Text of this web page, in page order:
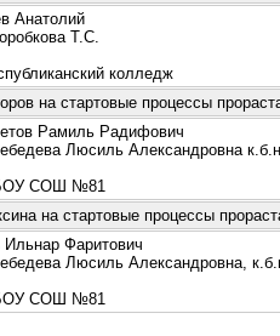
Анатолий
Т.С.
колледж
на стартовые процессы
Рамиль Радифович
Люсиль Александровна
СОШ №81
на стартовые процессы
Фаритович
Люсиль Александровна,
СОШ №81